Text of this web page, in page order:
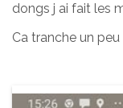
dongs j ai fait les
Ca tranche un